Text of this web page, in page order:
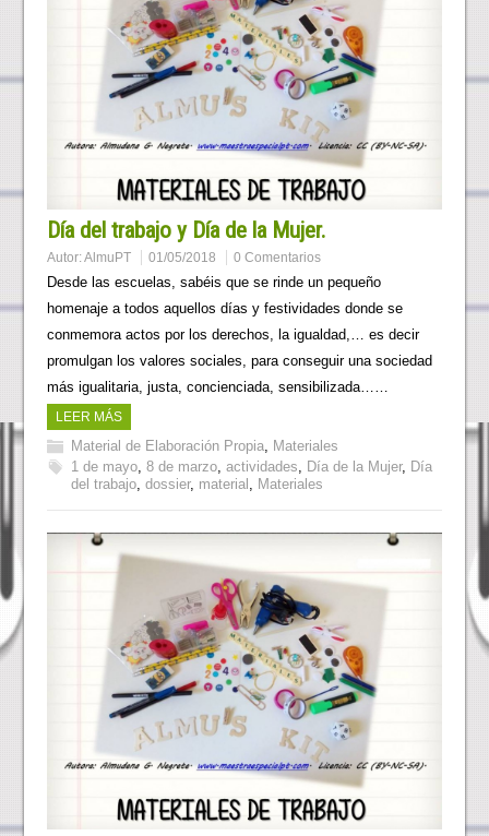
Día del trabajo y Día de la Mujer.
Autor:AlmuPT 01/05/2018 0 Comentarios
Desde las escuelas, sabéis que se rinde un pequeño
homenaje a todos aquellos días y festividades donde se
conmemora actos por los derechos, la igualdad,… es decir
promulgan los valores sociales, para conseguir una sociedad
más igualitaria, justa, concienciada, sensibilizada……
LEER MÁS
Material de Elaboración Propia, Materiales
1 de mayo, 8 de marzo, actividades, Día de la Mujer, Día
del trabajo, dossier, material , Materiales